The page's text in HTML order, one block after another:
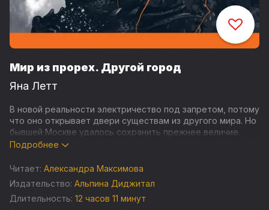
Мир из прорех. Другой город
Яна Летт
В новой реальности электричество под запретом, потому
что оно открывает двери существам из другого мира. Но
бывшей Москве удалось сохранить прежнее величие.
Сандр, новый правитель города, мечтающий возродить
трудятся талантливые ученые.
Здесь находит себе работу и Артем, которому льстит
благосклонность Сандра. Теперь у них с Каей есть крыша
Подробнее
Читает: Александра Максимова
Издательство: Альпина Диджитал
Длительность: 12 часов 11 минут